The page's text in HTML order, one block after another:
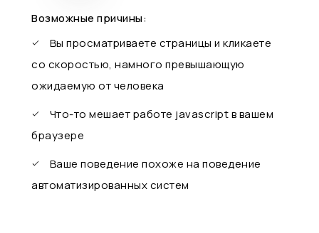
Возможные причины:
Вы просматриваете страницы и кликаете
со скоростью, намного превышающую
ожидаемую от человека
Что-то мешает работе javascript в вашем
браузере
Ваше поведение похоже на поведение
автоматизированных систем